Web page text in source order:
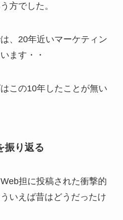
方でした。
、20年近いマーケティン
ます・・
この10年したことが無い
振り返る
担に投稿された衝撃的
いえば昔はどうだったけ